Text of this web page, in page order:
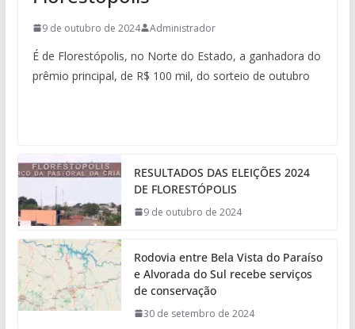
9 de outubro de 2024 Administrador
É de Florestópolis, no Norte do Estado, a ganhadora do
prêmio principal, de R$ 100 mil, do sorteio de outubro
RESULTADOS DAS ELEIÇÕES 2024
DE FLORESTÓPOLIS
9 de outubro de 2024
Rodovia entre Bela Vista do Paraíso
e Alvorada do Sul recebe serviços
de conservação
30 de setembro de 2024